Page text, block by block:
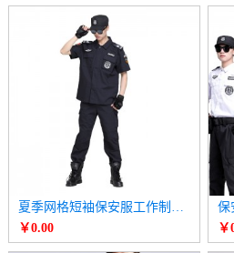
夏季网格短袖保安服工作制服套装
￥0.00
￥